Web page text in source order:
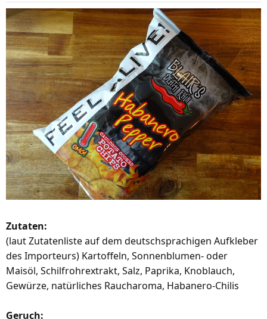
l
e
r
l
t
a
m
Zutaten:
(laut Zutatenliste auf dem deutschsprachigen Aufkleber
des Importeurs) Kartoffeln, Sonnenblumen- oder
Maisöl, Schilfrohrextrakt, Salz, Paprika, Knoblauch,
Gewürze, natürliches Raucharoma, Habanero-Chilis
Geruch: